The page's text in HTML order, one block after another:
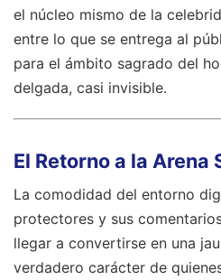
el núcleo mismo de la
entre lo que se entrega al
para el ámbito sagrado del
delgada, casi invisible.
El Retorno a la Arena
La comodidad del entorno
protectores y sus
llegar a convertirse en una
verdadero carácter de